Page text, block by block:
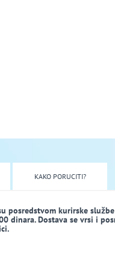
KAKO PORUCITI?
kurirske
dinara. Dostava se vrsi i